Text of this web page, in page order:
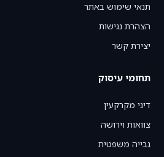
תנאי שימוש באתר
הצהרת נגישות
יצירת קשר
תחומי עיסוק
דיני מקרקעין
צוואות וירושה
גבייה משפטית